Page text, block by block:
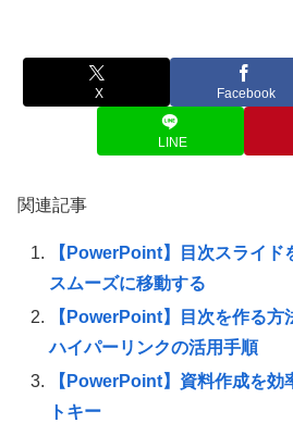
X Facebook
LINE
関連記事
【PowerPoint】目次スライド
スムーズに移動する
【PowerPoint】目次を作る方
ハイパーリンクの活用手順
【PowerPoint】資料作成を効
トキー